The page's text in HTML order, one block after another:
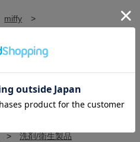
miffy >
ルームフレグランス/香水
プレー
>
洗剤/衛生製品